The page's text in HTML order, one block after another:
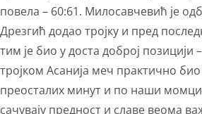
повела – 60:61. Милосавчевић је
Дрезгић додао тројку и пред
тим је био у доста доброј позицији
тројком Асанија меч практично
преосталих минут и по наши момци
сачувају предност и славе веома